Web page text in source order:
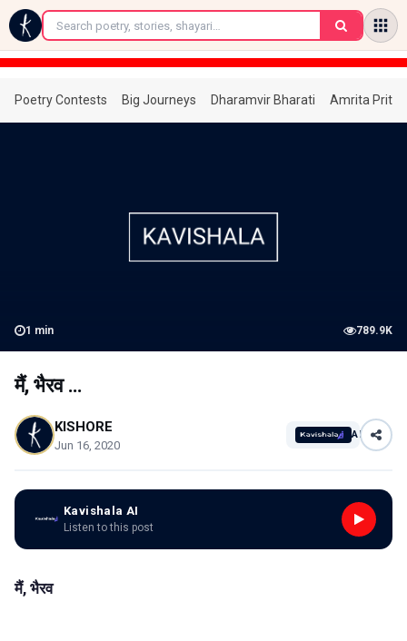
←
Poetry Contests Big Journeys Dharamvir Bharati Amrita
1 min 789.9K
मैं, भैरव …
KISHORE
Jun 16, 2020
AI
Kavishala AI
Listen to this post
मैं, भैरव